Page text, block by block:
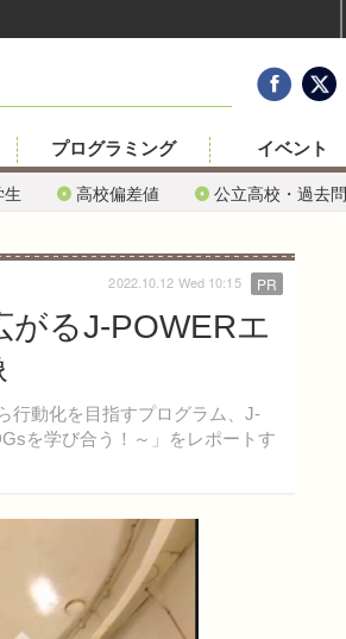
生 高校偏差値 公立高校・過去問
プログラミング イベント
るJ-POWERエ
行動化を目指すプログラム、J-
を学び合う！～」をレポートす
2022.10.12 Wed 10:15 PR